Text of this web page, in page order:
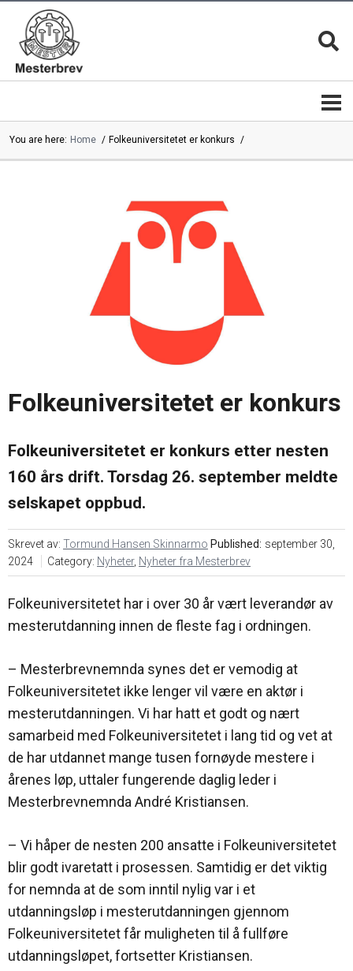
Mesterkvalifikasjonen
Mestermerket
Karriere
Nyheter
mesterbedrifter
13 gode
Velg
alltid en
mester
Magasinet
MESTER
Mesterbrevnemndas
Mestertittelen
Mesterfagene
|
mesterbrev
stilte
– Bli
You are here: Home Folkeuniversitetet er konkurs
Folkeuniversitetet er konkurs
Folkeuniversitetet er konkurs etter nesten
160 års drift. Torsdag 26. september meldte
selskapet oppbud.
Skrevet av: Tormund Hansen Skinnarmo Published: september 30,
2024
Category: Nyheter, Nyheter fra Mesterbrev
Folkeuniversitetet har i over 30 år vært leverandør av
mesterutdanning innen de fleste fag i ordningen.
– Mesterbrevnemnda synes det er vemodig at
Folkeuniversitetet ikke lenger vil være en aktør i
mesterutdanningen. Vi har hatt et godt og nært
samarbeid med Folkeuniversitetet i lang tid og vet at
de har utdannet mange tusen fornøyde mestere i
årenes løp, uttaler fungerende daglig leder i
Mesterbrevnemnda André Kristiansen.
– Vi håper de nesten 200 ansatte i Folkeuniversitetet
blir godt ivaretatt i prosessen. Samtidig er det viktig
for nemnda at de som inntil nylig var i et
utdanningsløp i mesterutdanningen gjennom
Folkeuniversitetet får muligheten til å fullføre
utdanningsløpet, fortsetter Kristiansen.